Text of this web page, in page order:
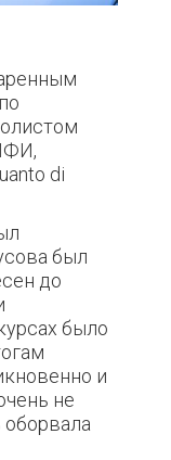
di
был
до
было
и
не